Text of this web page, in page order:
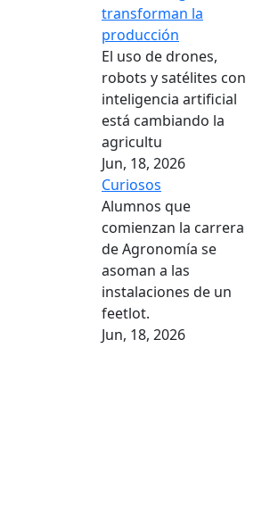
transforman la
producción
El uso de drones,
robots y satélites con
inteligencia artificial
está cambiando la
agricultu
Jun, 18, 2026
Curiosos
Alumnos que
comienzan la carrera
de Agronomía se
asoman a las
instalaciones de un
feetlot.
Jun, 18, 2026